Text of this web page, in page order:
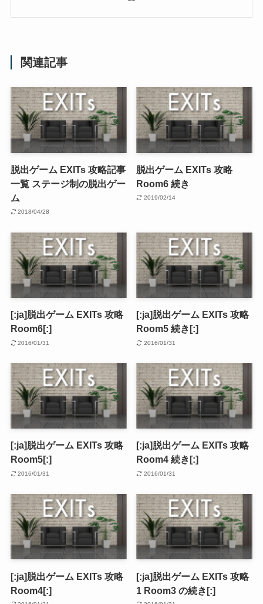
関連記事
脱出ゲーム EXITs 攻略記事
一覧 ステージ制の脱出ゲー
ム
2018/04/28
脱出ゲーム EXITs 攻略
Room6 続き
2019/02/14
[:ja]脱出ゲーム EXITs 攻略
Room6[:]
2016/01/31
[:ja]脱出ゲーム EXITs 攻略
Room5 続き[:]
2016/01/31
[:ja]脱出ゲーム EXITs 攻略
Room5[:]
2016/01/31
[:ja]脱出ゲーム EXITs 攻略
Room4 続き[:]
2016/01/31
[:ja]脱出ゲーム EXITs 攻略
Room4[:]
[:ja]脱出ゲーム EXITs 攻略
1 Room3 の続き[:]